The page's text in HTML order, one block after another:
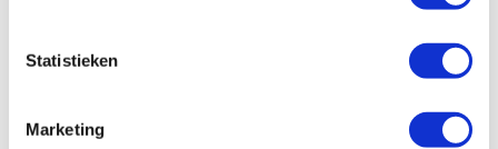
Statistieken
Marketing
informatie over het verwisselen van de messen